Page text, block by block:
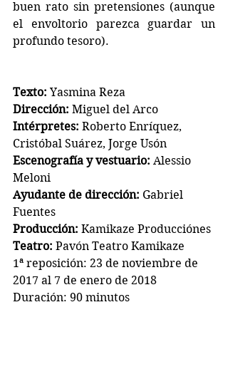
buen rato sin pretensiones (aunque
el envoltorio parezca guardar un
profundo tesoro).
Texto: Yasmina Reza
Dirección: Miguel del Arco
Intérpretes: Roberto Enríquez,
Cristóbal Suárez, Jorge Usón
Escenografía y vestuario: Alessio
Meloni
Ayudante de dirección: Gabriel
Fuentes
Producción: Kamikaze Producciónes
Teatro: Pavón Teatro Kamikaze
1ª reposición: 23 de noviembre de
2017 al 7 de enero de 2018
Duración: 90 minutos